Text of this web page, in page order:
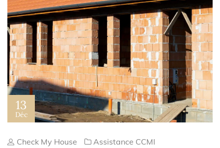
13
Déc
Check My House Assistance CCMI